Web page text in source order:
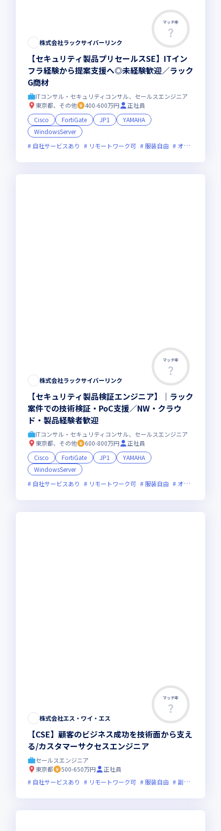
マッチ率
株式会社ラックサイバーリンク
【セキュリティ製品プリセールスSE】ITイン
フラ経験から提案支援へ◎未経験歓迎／ラック
G商材
ITコンサル・セキュリティコンサル、セールスエンジニア
東京都、その他
400-600万円
正社員
Cisco
FortiGate JP1
YAMAHA
WindowsServer
自社サービスあり
リモートワーク可 服装自由 オンライン選考可
マッチ率
株式会社ラックサイバーリンク
【セキュリティ製品検証エンジニア】｜ラック
案件での技術検証・PoC支援／NW・クラウ
ド・製品経験者歓迎
ITコンサル・セキュリティコンサル、セールスエンジニア
東京都、その他
600-800万円
正社員
Cisco
FortiGate JP1
YAMAHA
WindowsServer
自社サービスあり
リモートワーク可 服装自由 オンライン選考可
マッチ率
株式会社エス・ワイ・エス
【CSE】顧客のビジネス成功を技術面から支え
る/カスタマーサクセスエンジニア
セールスエンジニア
東京都
500-650万円
正社員
自社サービスあり
リモートワーク可 服装自由 副業可